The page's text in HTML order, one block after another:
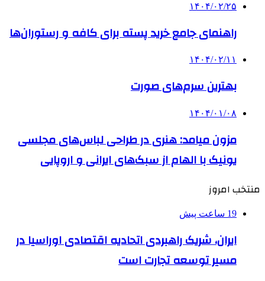
۱۴۰۴/۰۲/۲۵
راهنمای جامع خرید پسته برای کافه و رستوران‌ها
۱۴۰۴/۰۲/۱۱
بهترین سرم‌های صورت
۱۴۰۴/۰۱/۰۸
مزون میامد: هنری در طراحی لباس‌های مجلسی
یونیک با الهام از سبک‌های ایرانی و اروپایی
منتخب امروز
19 ساعت پیش
ایران، شریک راهبردی اتحادیه اقتصادی اوراسیا در
مسیر توسعه تجارت است